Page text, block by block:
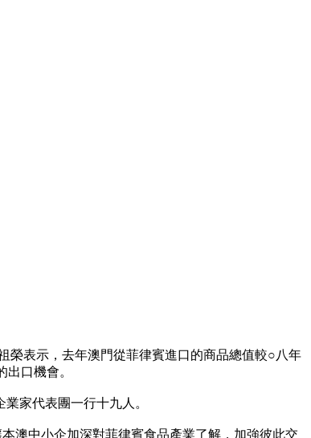
榮表示，去年澳門從菲律賓進口的商品總值較○八年
口機會。
家代表團一行十九人。
澳中小企加深對菲律賓食品產業了解，加強彼此交